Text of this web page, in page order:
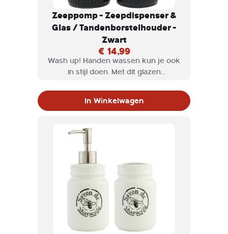
Zeeppomp - Zeepdispenser &
Glas / Tandenborstelhouder -
Zwart
€ 14,99
Wash up! Handen wassen kun je ook
in stijl doen. Met dit glazen
styling object èn schone handen
In Winkelwagen